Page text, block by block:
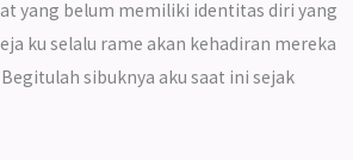
yang belum memiliki identitas diri yang
ku selalu rame akan kehadiran mereka
sibuknya aku saat ini sejak